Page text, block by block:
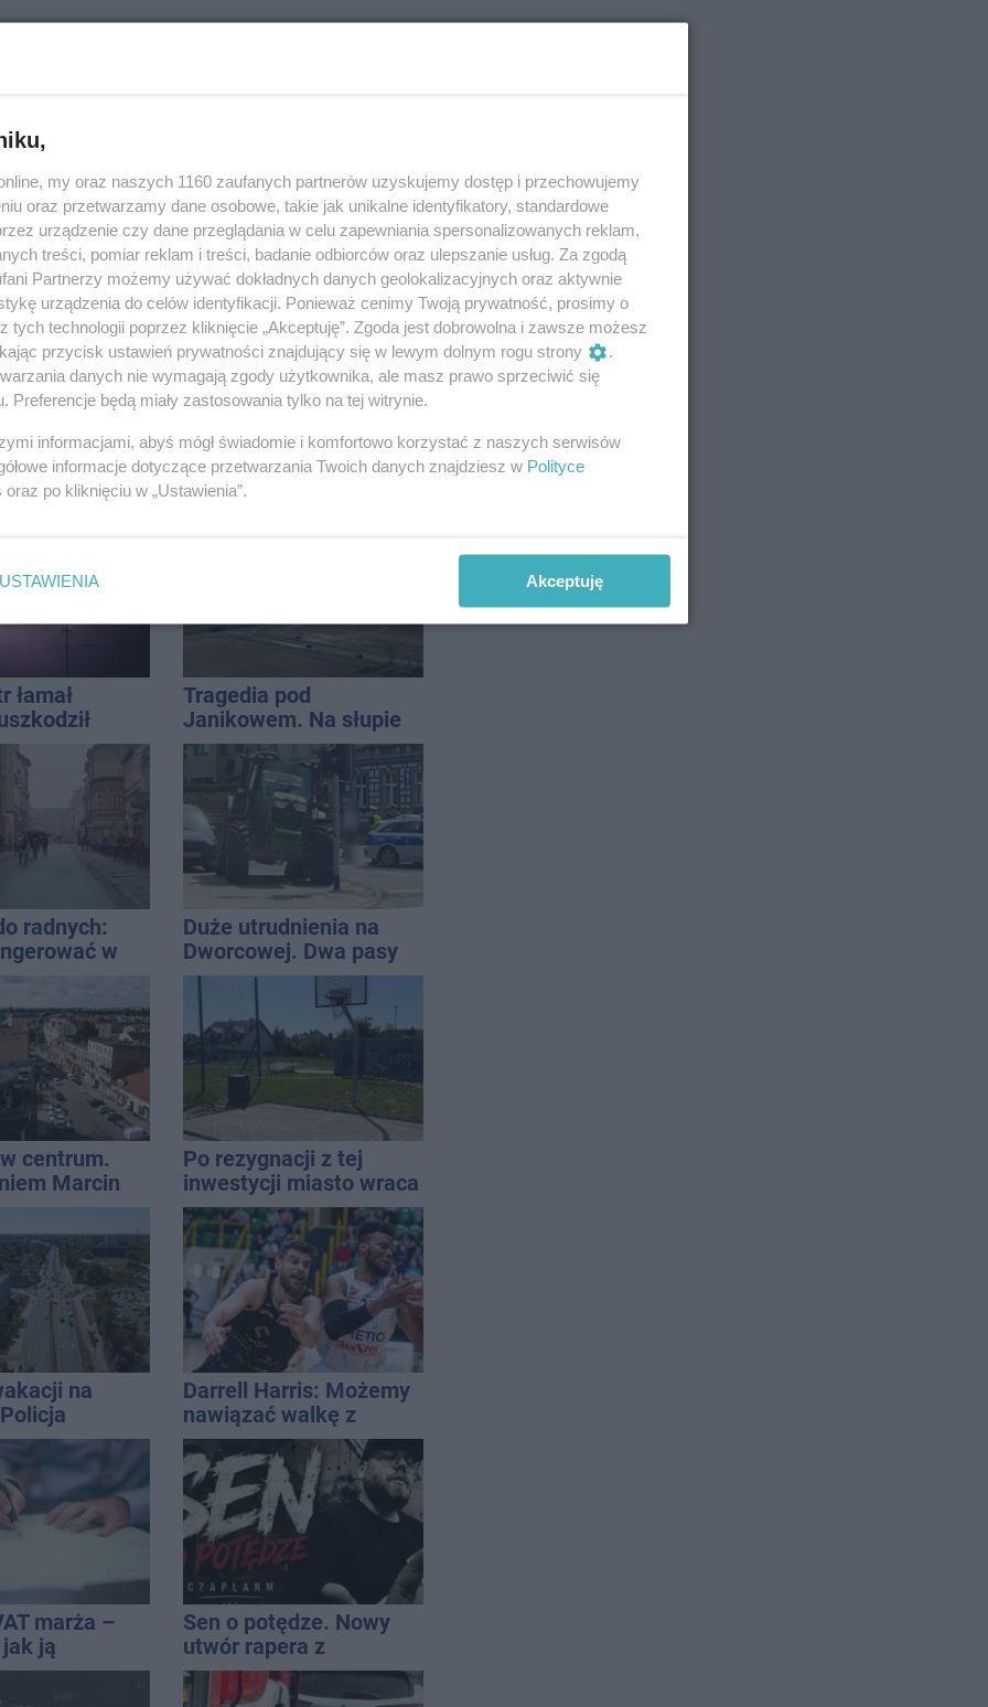
ten wypadek?
świadków
Polifonika z
Inowrocławia zagrała na
łamał
koniec
Tragedia pod
Janikowem. Na słupie
energetycznym
znaleziono ciało
mężczyzny
radnych:
w
Duże utrudnienia na
Dworcowej. Dwa pasy
blokowała przyczepa od
centrum.
Marcin
Po rezygnacji z tej
inwestycji miasto wraca
do tematu
na
lipiec
Darrell Harris: Możemy
nawiązać walkę z
każdym w tej lidze
marża –
ją
jak rozliczyć
Sen o potędze. Nowy
utwór rapera z
Inowrocławia przeciwko
uzależnieniom
my oraz naszych 1160 zaufanych partnerów uzyskujemy dostęp i przechowujemy
oraz przetwarzamy dane osobowe, takie jak unikalne identyfikatory, standardowe
urządzenie czy dane przeglądania w celu zapewniania spersonalizowanych reklam,
treści, pomiar reklam i treści, badanie odbiorców oraz ulepszanie usług. Za zgodą
Partnerzy możemy używać dokładnych danych geolokalizacyjnych oraz aktywnie
urządzenia do celów identyfikacji. Ponieważ cenimy Twoją prywatność, prosimy o
tych technologii poprzez kliknięcie „Akceptuję”. Zgoda jest dobrowolna i zawsze możesz
przycisk ustawień prywatności znajdujący się w lewym dolnym rogu strony
.
danych nie wymagają zgody użytkownika, ale masz prawo sprzeciwić się
Preferencje będą miały zastosowania tylko na tej witrynie.
informacjami, abyś mógł świadomie i komfortowo korzystać z naszych serwisów
informacje dotyczące przetwarzania Twoich danych znajdziesz w Polityce
oraz po kliknięciu w „Ustawienia”.
USTAWIENIA Akceptuję